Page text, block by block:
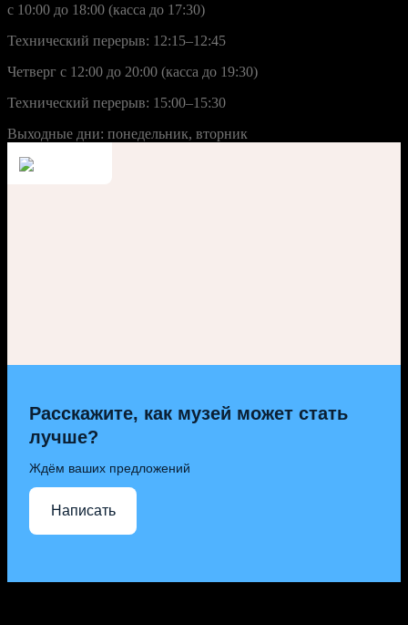
с 10:00 до 18:00 (касса до 17:30)
Технический перерыв: 12:15–12:45
Четверг с 12:00 до 20:00 (касса до 19:30)
Технический перерыв: 15:00–15:30
Выходные дни: понедельник, вторник
Расскажите, как музей может стать
лучше?
Ждём ваших предложений
Написать